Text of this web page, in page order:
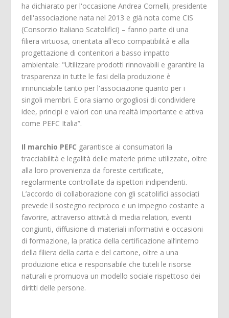
ha dichiarato per l'occasione Andrea Cornelli, presidente
dell'associazione nata nel 2013 e già nota come CIS
(Consorzio Italiano Scatolifici) – fanno parte di una
filiera virtuosa, orientata all'eco compatibilità e alla
progettazione di contenitori a basso impatto
ambientale: "Utilizzare prodotti rinnovabili e garantire la
trasparenza in tutte le fasi della produzione è
irrinunciabile tanto per l'associazione quanto per i
singoli membri. E ora siamo orgogliosi di condividere
idee, principi e valori con una realtà importante e attiva
come PEFC Italia”.
Il marchio PEFC garantisce ai consumatori la
tracciabilità e legalità delle materie prime utilizzate, oltre
alla loro provenienza da foreste certificate,
regolarmente controllate da ispettori indipendenti.
L’accordo di collaborazione con gli scatolifici associati
prevede il sostegno reciproco e un impegno costante a
favorire, attraverso attività di media relation, eventi
congiunti, diffusione di materiali informativi e occasioni
di formazione, la pratica della certificazione all’interno
della filiera della carta e del cartone, oltre a una
produzione etica e responsabile che tuteli le risorse
naturali e promuova un modello sociale rispettoso dei
diritti delle persone.